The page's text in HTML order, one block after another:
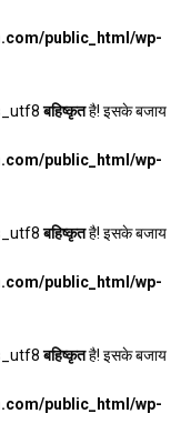
public_html/wp-
बहिष्कृतहै! इसके बजाय
public_html/wp-
बहिष्कृतहै! इसके बजाय
public_html/wp-
बहिष्कृतहै! इसके बजाय
public_html/wp-